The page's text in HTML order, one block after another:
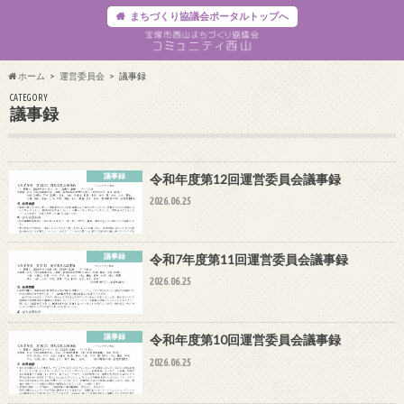
まちづくり協議会ポータルトップへ
ホーム 運営委員会 議事録
CATEGORY
議事録
議事録 令和年度第12回運営委員会議事録
2026.06.25
議事録 令和7年度第11回運営委員会議事録
2026.06.25
議事録 令和年度第10回運営委員会議事録
2026.06.25